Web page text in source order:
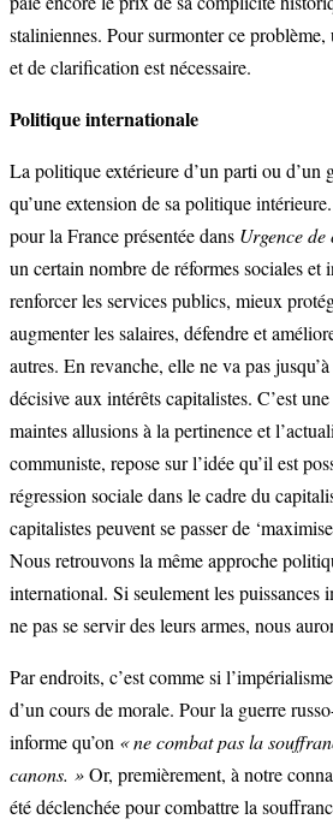
staliniennes. Pour surmonter ce
et de clarification est nécessaire.
Politique internationale
La politique extérieure d’un parti ou d’un
qu’une extension de sa politique
pour la France présentée dans Urgence
un certain nombre de réformes sociales
renforcer les services publics, mieux
augmenter les salaires, défendre et
autres. En revanche, elle ne va pas
décisive aux intérêts capitalistes. C’est
maintes allusions à la pertinence et
communiste, repose sur l’idée qu’il est
régression sociale dans le cadre du
capitalistes peuvent se passer de
Nous retrouvons la même approche
international. Si seulement les puissances
ne pas se servir des leurs armes, nous
Par endroits, c’est comme si
d’un cours de morale. Pour la guerre
informe qu’on « ne combat pas la
canons. »Or, premièrement, à notre
été déclenchée pour combattre la